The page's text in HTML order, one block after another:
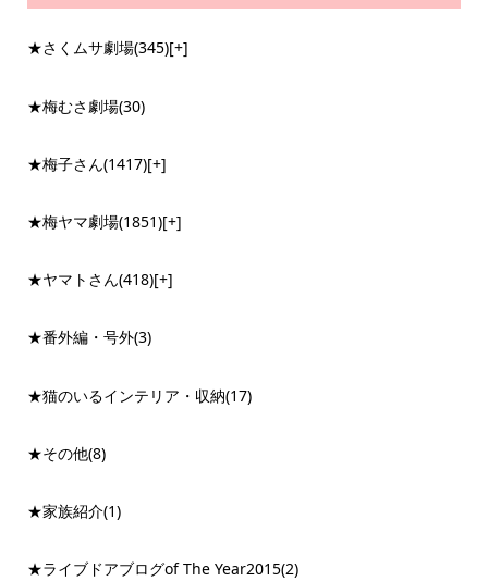
★さくムサ劇場(345)[+]
★梅むさ劇場(30)
★梅子さん(1417)[+]
★梅ヤマ劇場(1851)[+]
★ヤマトさん(418)[+]
★番外編・号外(3)
★猫のいるインテリア・収納(17)
★その他(8)
★家族紹介(1)
★ライブドアブログof The Year2015(2)